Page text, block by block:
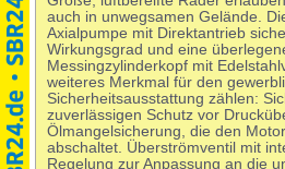
auch in unwegsamen Gelände.
Axialpumpe mit Direktantrieb
Wirkungsgrad und eine
Messingzylinderkopf mit
weiteres Merkmal für den
Sicherheitsausstattung zählen:
zuverlässigen Schutz vor
Ölmangelsicherung, die den
abschaltet. Überströmventil mit
Regelung zur Anpassung an die